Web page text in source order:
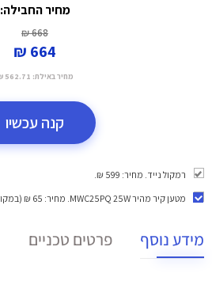
מחיר החבילה:
668 ₪
664 ₪
מחיר באילת: 562.71 ₪
קנה עכשיו
רמקול נייד. מחיר: 599 ₪.
מטען קיר מהיר MWC25PQ 25W
. מחיר: 65 ₪ (במקום 69 ₪).
מידע נוסף פרטים טכניים